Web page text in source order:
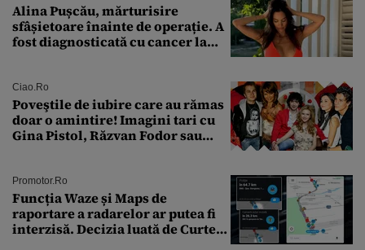
Alina Pușcău, mărturisire
sfâșietoare înainte de operație. A
fost diagnosticată cu cancer la
îmi salvez viața”
Ciao.ro
Poveştile de iubire care au rămas
doar o amintire! Imagini tari cu
Gina Pistol, Răzvan Fodor sau
Promotor.ro
Funcția Waze și Maps de
raportare a radarelor ar putea fi
interzisă. Decizia luată de Curtea